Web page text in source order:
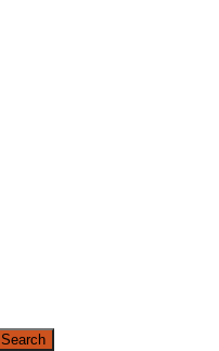
Search